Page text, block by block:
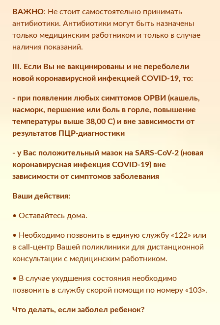
ВАЖНО: Не стоит самостоятельно принимать
антибиотики. Антибиотики могут быть назначены
только медицинским работником и только в случае
наличия показаний.
III. Если Вы не вакцинированы и не переболели
новой коронавирусной инфекцией COVID-19, то:
- при появлении любых симптомов ОРВИ (кашель,
насморк, першение или боль в горле, повышение
температуры выше 38,00 С) и вне зависимости от
результатов ПЦР-диагностики
- у Вас положительный мазок на SARS-CoV-2 (новая
коронавирусная инфекция COVID-19) вне
зависимости от симптомов заболевания
Ваши действия:
• Оставайтесь дома.
• Необходимо позвонить в единую службу «122» или
в call-центр Вашей поликлиники для дистанционной
консультации с медицинским работником.
• В случае ухудшения состояния необходимо
позвонить в службу скорой помощи по номеру «103».
Что делать, если заболел ребенок?